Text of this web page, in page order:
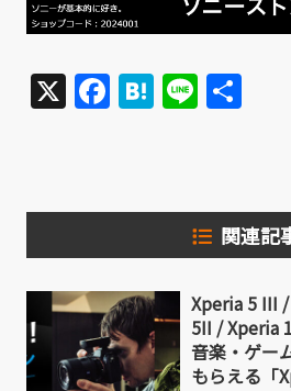
X Facebook
Hatena
Line
関連記
Xperia 5 III
5II / Xperia
音楽・ゲー
もらえる「